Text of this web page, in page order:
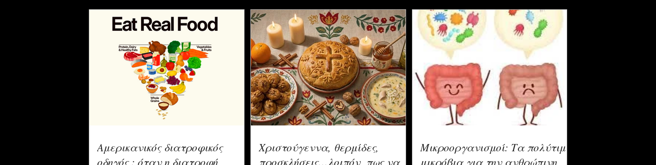
Αμερικανικός διατροφικός
οδηγός : όταν η διατροφή
Χριστούγεννα, θερμίδες,
προσκλήσεις…λοιπόν, πως να
Μικροοργανισμοί: Τα πολύτιμα
μικρόβια για την ανθρώπινη